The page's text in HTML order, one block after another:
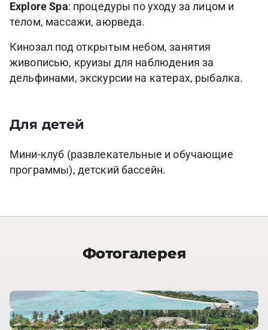
Explore Spa: процедуры по уходу за лицом и
телом, массажи, аюрведа.
Кинозал под открытым небом, занятия
живописью, круизы для наблюдения за
дельфинами, экскурсии на катерах, рыбалка.
Для детей
Мини-клуб (развлекательные и обучающие
программы), детский бассейн.
Фотогалерея